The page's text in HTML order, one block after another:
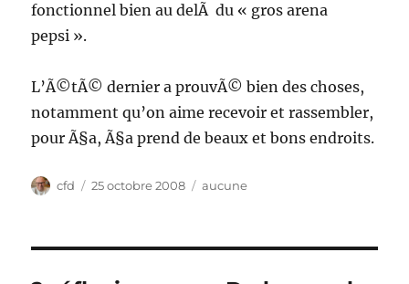
fonctionnel bien au delÃ du « gros arena
pepsi ».
L’Ã©tÃ© dernier a prouvÃ© bien des choses,
notamment qu’on aime recevoir et rassembler,
pour Ã§a, Ã§a prend de beaux et bons endroits.
Auteur
cfd
Publié
25 octobre 2008 Catégories
aucune